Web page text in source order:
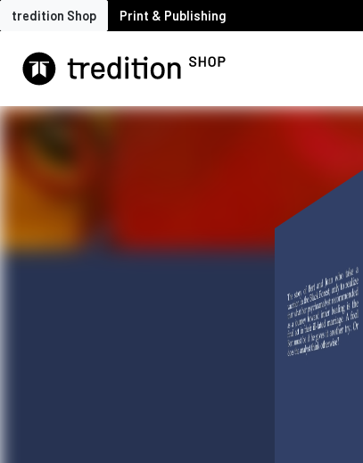
tredition Shop Print & Publishing